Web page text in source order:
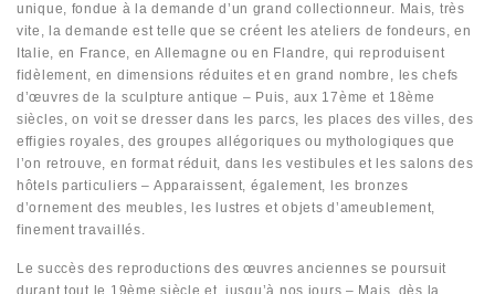
unique, fondue à la demande d’un grand collectionneur. Mais, très
vite, la demande est telle que se créent les ateliers de fondeurs, en
Italie, en France, en Allemagne ou en Flandre, qui reproduisent
fidèlement, en dimensions réduites et en grand nombre, les chefs
d’œuvres de la sculpture antique – Puis, aux 17ème et 18ème
siècles, on voit se dresser dans les parcs, les places des villes, des
effigies royales, des groupes allégoriques ou mythologiques que
l’on retrouve, en format réduit, dans les vestibules et les salons des
hôtels particuliers – Apparaissent, également, les bronzes
d’ornement des meubles, les lustres et objets d’ameublement,
finement travaillés.
Le succès des reproductions des œuvres anciennes se poursuit